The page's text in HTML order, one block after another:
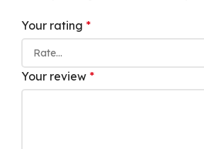
Your rating *
Your review *